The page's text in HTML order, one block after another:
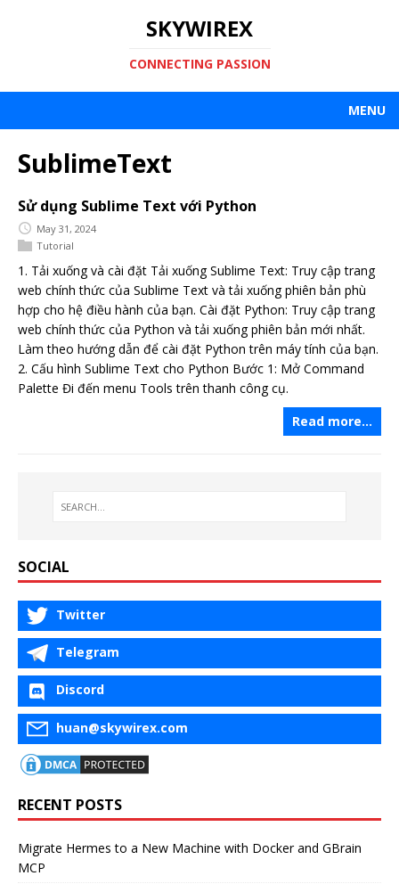
SKYWIREX
CONNECTING PASSION
MENU
SublimeText
Sử dụng Sublime Text với Python
May 31, 2024
Tutorial
1. Tải xuống và cài đặt Tải xuống Sublime Text: Truy cập trang
web chính thức của Sublime Text và tải xuống phiên bản phù
hợp cho hệ điều hành của bạn. Cài đặt Python: Truy cập trang
web chính thức của Python và tải xuống phiên bản mới nhất.
Làm theo hướng dẫn để cài đặt Python trên máy tính của bạn.
2. Cấu hình Sublime Text cho Python Bước 1: Mở Command
Palette Đi đến menu Tools trên thanh công cụ.
Read more…
SOCIAL
Twitter
Telegram
Discord
huan@skywirex.com
RECENT POSTS
Migrate Hermes to a New Machine with Docker and GBrain
MCP